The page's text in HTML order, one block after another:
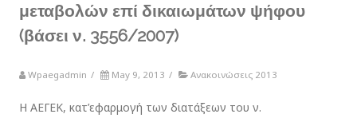
μεταβολών επί δικαιωμάτων ψήφου
(βάσει ν. 3556/2007)
Wpaegadmin / May 9, 2013 / Ανακοινώσεις 2013
H ΑΕΓΕΚ, κατ’εφαρμογή των διατάξεων του ν.